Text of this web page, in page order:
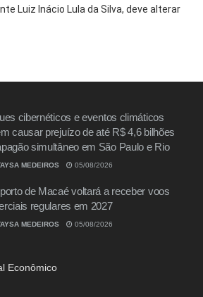
Luiz Inácio Lula da Silva, deve alterar
cibernéticos e eventos climáticos
causar prejuízo de até R$ 4,6 bilhões
simultâneo em São Paulo e Rio
MEDEIROS 05/08/2026
de Macaé voltará a receber voos
regulares em 2027
MEDEIROS 05/08/2026